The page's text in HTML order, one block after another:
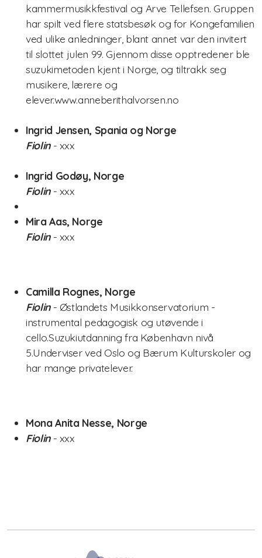
kammermusikkfestival og Arve Tellefsen. Gruppen
har spilt ved flere statsbesøk og for Kongefamilien
ved ulike anledninger, blant annet var den invitert
til slottet julen 99. Gjennom disse opptredener ble
suzukimetoden kjent i Norge, og tiltrakk seg
musikere, lærere og
elever.www.anneberithalvorsen.no
Ingrid Jensen, Spania og Norge
Fiolin- xxx
Ingrid Godøy, Norge
Fiolin - xxx
Mira Aas, Norge
Fiolin - xxx
Camilla Rognes, Norge
Fiolin - Østlandets Musikkonservatorium -
instrumental pedagogisk og utøvende i
cello.Suzukiutdanning fra København nivå
5.Underviser ved Oslo og Bærum Kulturskoler og
har mange privatelever.
Mona Anita Nesse, Norge
Fiolin - xxx